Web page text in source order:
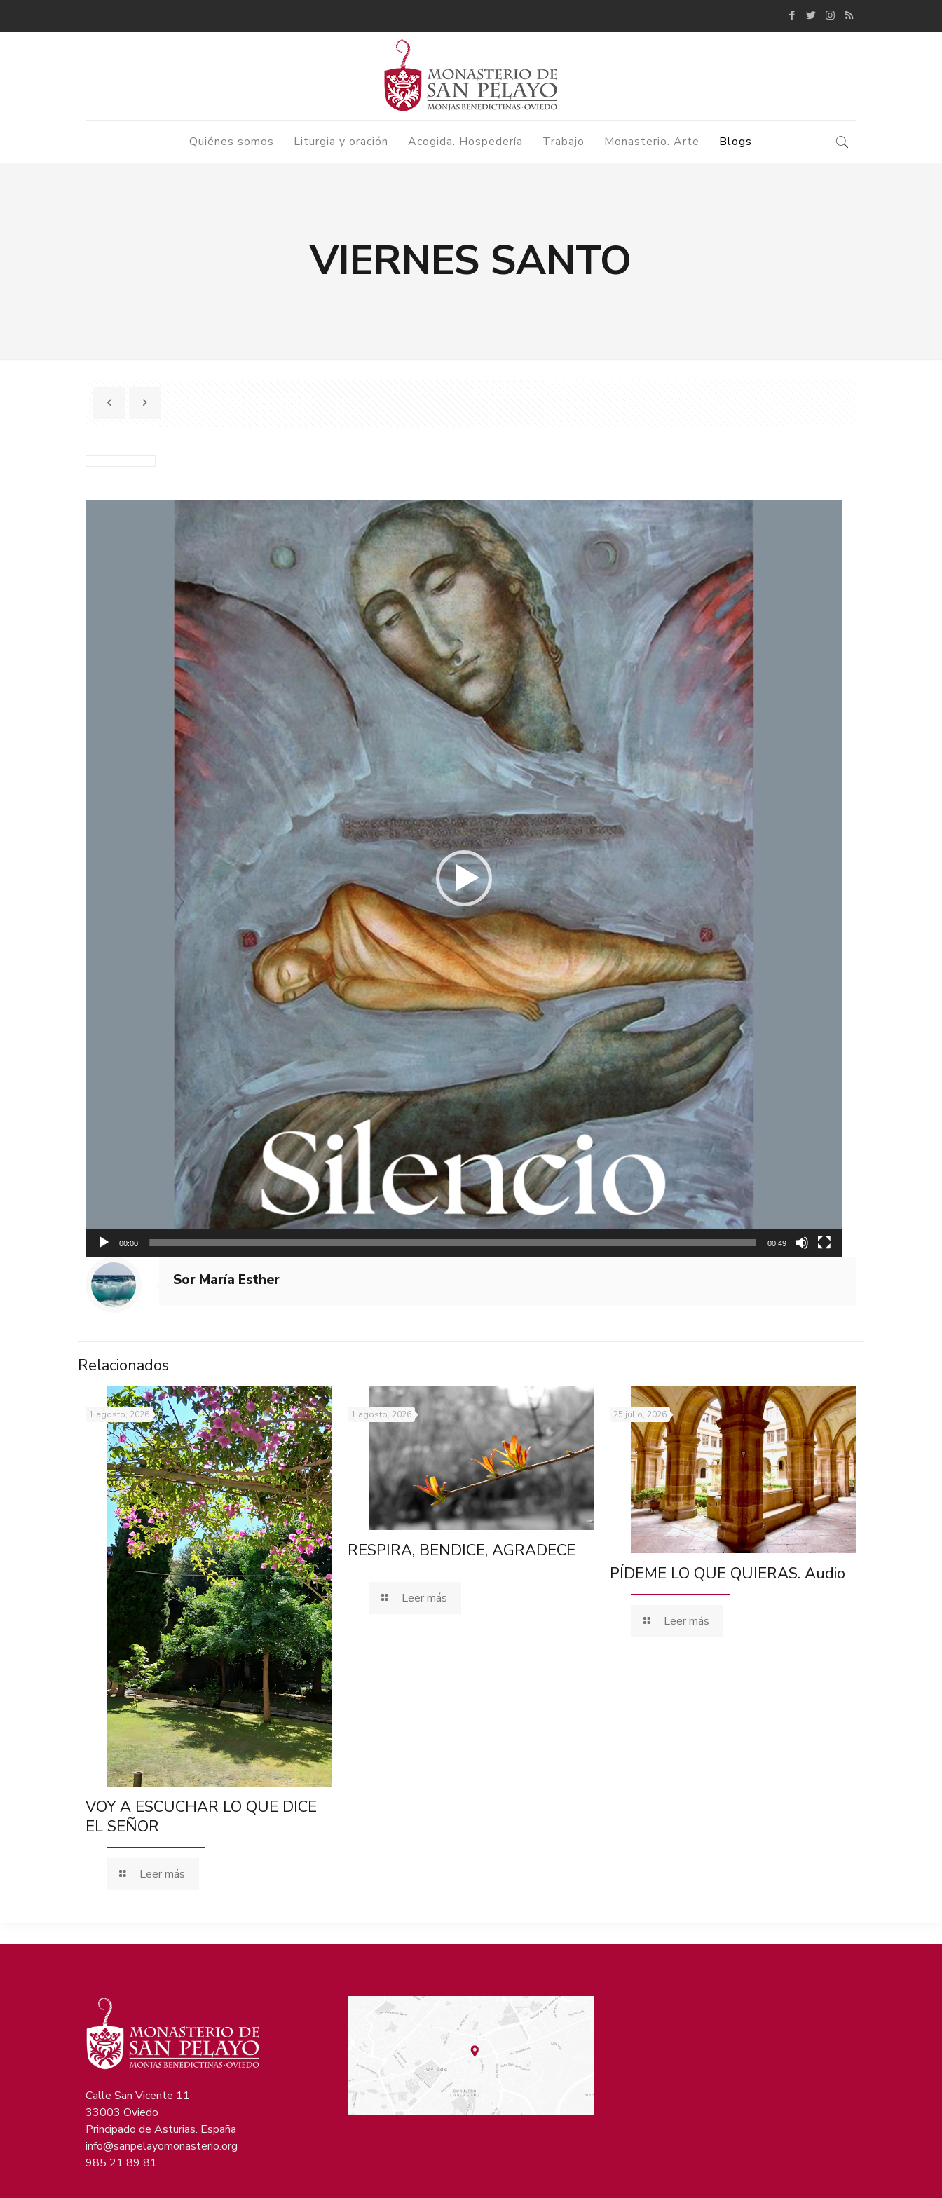
Quiénes somos Liturgia y oración Acogida. Hospedería Trabajo Monasterio. Arte Blogs
VIERNES SANTO
00:00 00:49
Sor María Esther
Relacionados
1 agosto, 2026
VOY A ESCUCHAR LO QUE DICE
EL SEÑOR
Leer más
1 agosto, 2026
RESPIRA, BENDICE, AGRADECE
Leer más
25 julio, 2026
PÍDEME LO QUE QUIERAS. Audio
Leer más
Calle San Vicente 11
33003 Oviedo
Principado de Asturias. España
info@sanpelayomonasterio.org
985 21 89 81